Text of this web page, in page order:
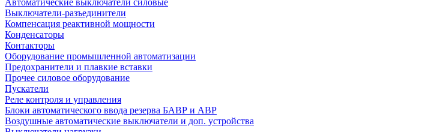
Автоматические выключатели cиловые
Выключатели-разъединители
Компенсация реактивной мощности
Конденсаторы
Контакторы
Оборудование промышленной автоматизации
Предохранители и плавкие вставки
Прочее силовое оборудование
Пускатели
Реле контроля и управления
Блоки автоматического ввода резерва БАВР и АВР
Воздушные автоматические выключатели и доп. устройства